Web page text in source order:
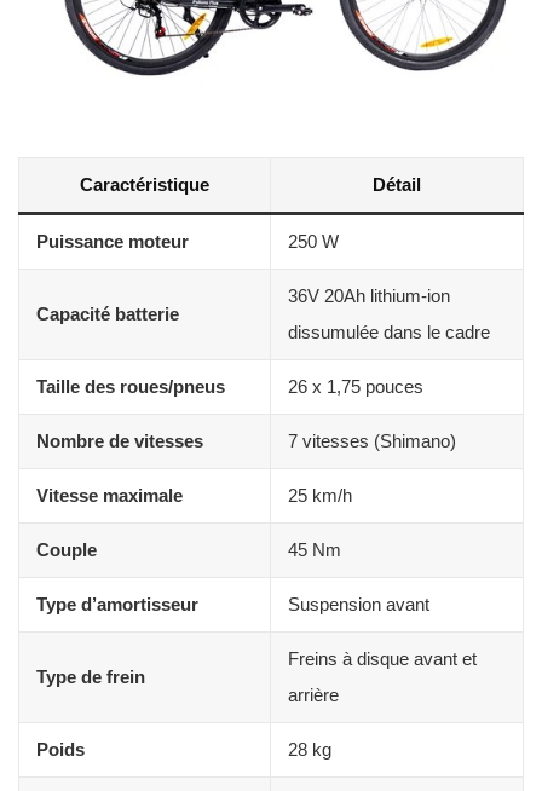
Caractéristique Détail
Puissance moteur 250 W
Capacité batterie
36V 20Ah lithium-ion
dissumulée dans le cadre
Taille des roues/pneus 26 x 1,75 pouces
Nombre de vitesses 7 vitesses (Shimano)
Vitesse maximale 25 km/h
Couple 45 Nm
Type d’amortisseur Suspension avant
Type de frein
Freins à disque avant et
arrière
Poids 28 kg